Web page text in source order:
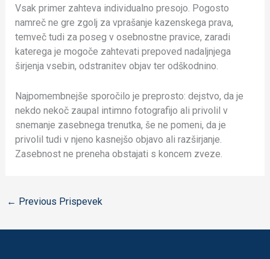
Vsak primer zahteva individualno presojo. Pogosto
namreč ne gre zgolj za vprašanje kazenskega prava,
temveč tudi za poseg v osebnostne pravice, zaradi
katerega je mogoče zahtevati prepoved nadaljnjega
širjenja vsebin, odstranitev objav ter odškodnino.
Najpomembnejše sporočilo je preprosto: dejstvo, da je
nekdo nekoč zaupal intimno fotografijo ali privolil v
snemanje zasebnega trenutka, še ne pomeni, da je
privolil tudi v njeno kasnejšo objavo ali razširjanje.
Zasebnost ne preneha obstajati s koncem zveze.
← Previous Prispevek